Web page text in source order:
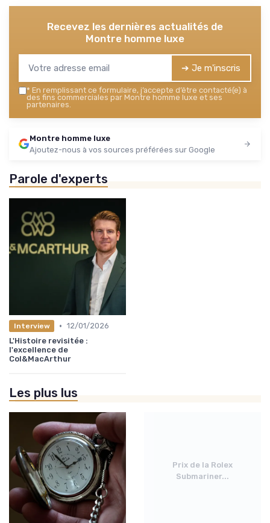
Recevez les dernières actualités de
Montre homme luxe
➔ Je m'inscris
* En remplissant ce formulaire, j’accepte d’être contacté(e) à
des fins commerciales par Montre homme luxe et ses
partenaires.
Montre homme luxe
Ajoutez-nous à vos sources préférées sur Google
Parole d'experts
Interview • 12/01/2026
L'Histoire revisitée :
l'excellence de
Col&MacArthur
Les plus lus
Prix de la Rolex
Submariner...